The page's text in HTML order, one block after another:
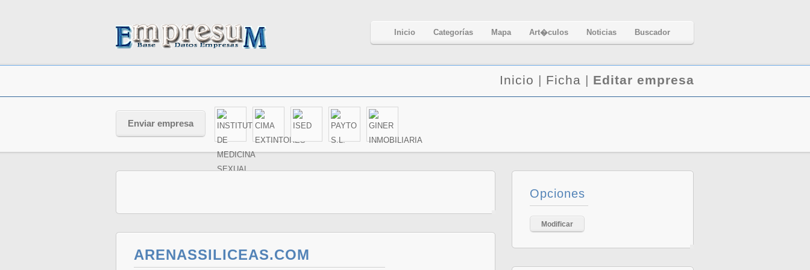
Inicio Categorías Mapa Art�culos Noticias Buscador
Inicio | Ficha | Editar empresa
Enviar empresa
ARENASSILICEAS.COM
Opciones